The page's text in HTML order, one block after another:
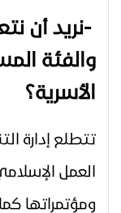
-نريد أن
والفئة
الأسرية؟
تتطلع إدارة
العمل
ومؤتمراتها